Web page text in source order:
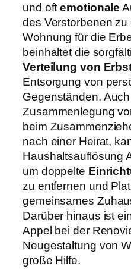
und oftemotionale
des Verstorbenen
Wohnung für die
beinhaltet die
Verteilung von
Entsorgung von
Gegenständen.
Zusammenlegung
beim
nach einer Heirat,
Haushaltsauflösung
um doppelte
zu entfernen und
gemeinsames
Darüber hinaus ist
Appel bei der
Neugestaltung von
große Hilfe.